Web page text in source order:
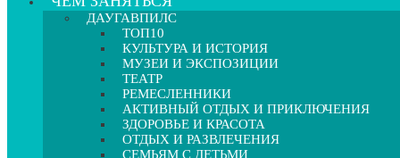
ДАУГАВПИЛС
ТОП10
КУЛЬТУРА И ИСТОРИЯ
МУЗЕИ И ЭКСПОЗИЦИИ
ТЕАТР
РЕМЕСЛЕННИКИ
АКТИВНЫЙ ОТДЫХ И ПРИКЛЮЧЕНИЯ
ЗДОРОВЬЕ И КРАСОТА
ОТДЫХ И РАЗВЛЕЧЕНИЯ
СЕМЬЯМ С ДЕТЬМИ